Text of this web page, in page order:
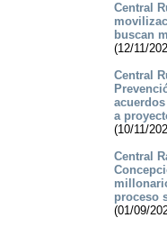
Central
buscan
(12/11/
Central
a
(10/11/
Central
proceso
(01/09/